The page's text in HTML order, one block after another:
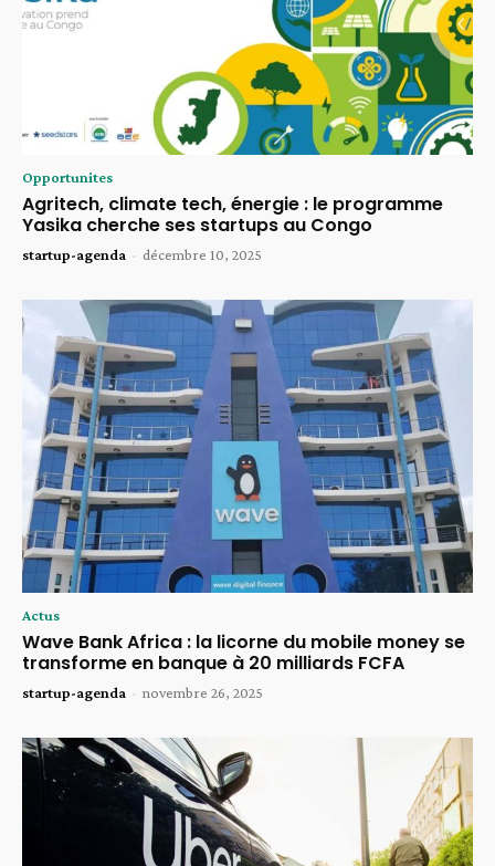
Opportunites
Agritech, climate tech, énergie : le programme
Yasika cherche ses startups au Congo
startup-agenda - décembre 10, 2025
Actus
Wave Bank Africa : la licorne du mobile money se
transforme en banque à 20 milliards FCFA
startup-agenda - novembre 26, 2025